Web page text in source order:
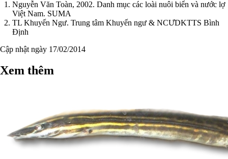
Nguyễn Văn Toàn, 2002. Danh mục các loài nuôi biển và nước lợ
Việt Nam. SUMA
TL Khuyến Ngư. Trung tâm Khuyến ngư & NCƯDKTTS Bình
Định
Cập nhật ngày 17/02/2014
Xem thêm